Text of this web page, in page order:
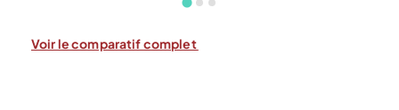
Voir le comparatif complet